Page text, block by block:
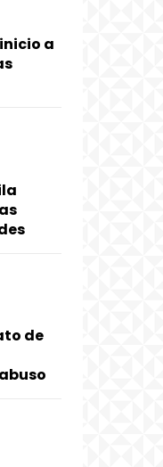
a
de